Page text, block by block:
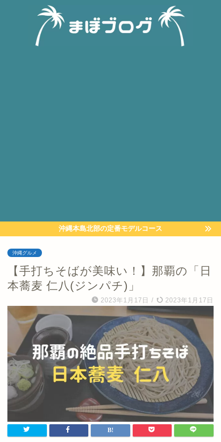
沖縄本島北部の定番モデルコース
沖縄グルメ
【手打ちそばが美味い！】那覇の「日
本蕎麦 仁八(ジンパチ)」
2023年1月17日 / 2023年1月17日